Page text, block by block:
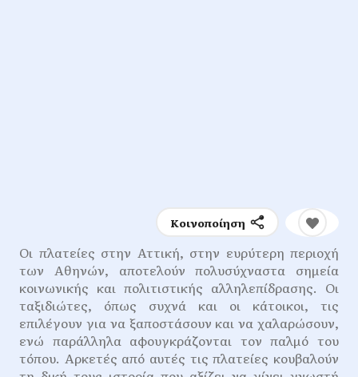
Κοινοποίηση
Οι πλατείες στην Αττική, στην ευρύτερη περιοχή
των Αθηνών, αποτελούν πολυσύχναστα σημεία
κοινωνικής και πολιτιστικής αλληλεπίδρασης. Οι
ταξιδιώτες, όπως συχνά και οι κάτοικοι, τις
επιλέγουν για να ξαποστάσουν και να χαλαρώσουν,
ενώ παράλληλα αφουγκράζονται τον παλμό του
τόπου. Αρκετές από αυτές τις πλατείες κουβαλούν